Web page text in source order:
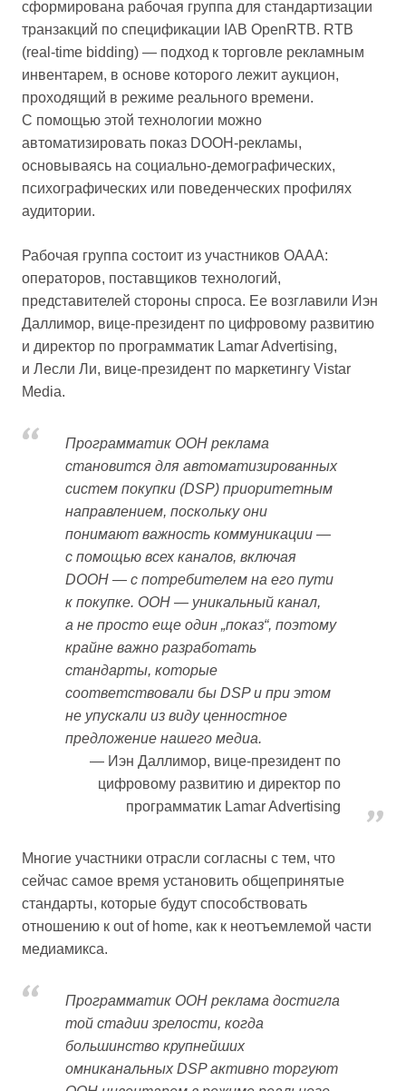
сформирована рабочая группа для стандартизации
транзакций по спецификации IAB OpenRTB. RTB
(real-time bidding) — подход к торговле рекламным
инвентарем, в основе которого лежит аукцион,
проходящий в режиме реального времени.
С помощью этой технологии можно
автоматизировать показ DOOH-рекламы,
основываясь на социально-демографических,
психографических или поведенческих профилях
аудитории.
Рабочая группа состоит из участников OAAA:
операторов, поставщиков технологий,
представителей стороны спроса. Ее возглавили Иэн
Даллимор, вице-президент по цифровому развитию
и директор по программатик Lamar Advertising,
и Лесли Ли, вице-президент по маркетингу Vistar
Media.
Программатик OOH реклама
становится для автоматизированных
систем покупки (DSP) приоритетным
направлением, поскольку они
понимают важность коммуникации —
с помощью всех каналов, включая
DOOH — с потребителем на его пути
к покупке. OOH — уникальный канал,
а не просто еще один „показ“, поэтому
крайне важно разработать
стандарты, которые
соответствовали бы DSP и при этом
не упускали из виду ценностное
предложение нашего медиа.
Иэн Даллимор, вице-президент по
цифровому развитию и директор по
программатик Lamar Advertising
Многие участники отрасли согласны с тем, что
сейчас самое время установить общепринятые
стандарты, которые будут способствовать
отношению к out of home, как к неотъемлемой части
медиамикса.
Программатик OOH реклама достигла
той стадии зрелости, когда
большинство крупнейших
омниканальных DSP активно торгуют